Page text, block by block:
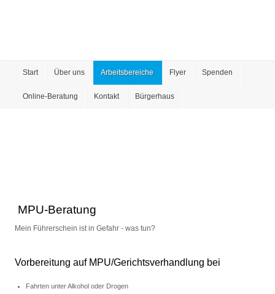
Start Über uns Arbeitsbereiche Flyer Spenden
Online-Beratung Kontakt Bürgerhaus
MPU-Beratung
Mein Führerschein ist in Gefahr - was tun?
Vorbereitung auf MPU/Gerichtsverhandlung bei
Fahrten unter Alkohol oder Drogen